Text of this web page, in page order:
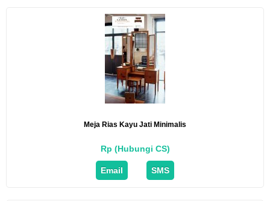
Meja Rias Kayu Jati Minimalis
Rp (Hubungi CS)
Email SMS